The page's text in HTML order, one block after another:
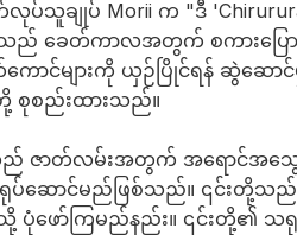
ပ်သူချုပ် Morii က "ဒီ
းသည် ခေတ်ကာလအတွက် စကားပြ
ာင်များကို ယှဉ်ပြိုင်ရန် ဆွဲဆောင်
တို့ စုစည်းထားသည်။
းသည် ဇာတ်လမ်းအတွက် အရောင်အသွ
ရုပ်ဆောင်မည်ဖြစ်သည်။ ၎င်းတို့သ
ပုံဖော်ကြမည်နည်း။ ၎င်းတို့၏ သရု